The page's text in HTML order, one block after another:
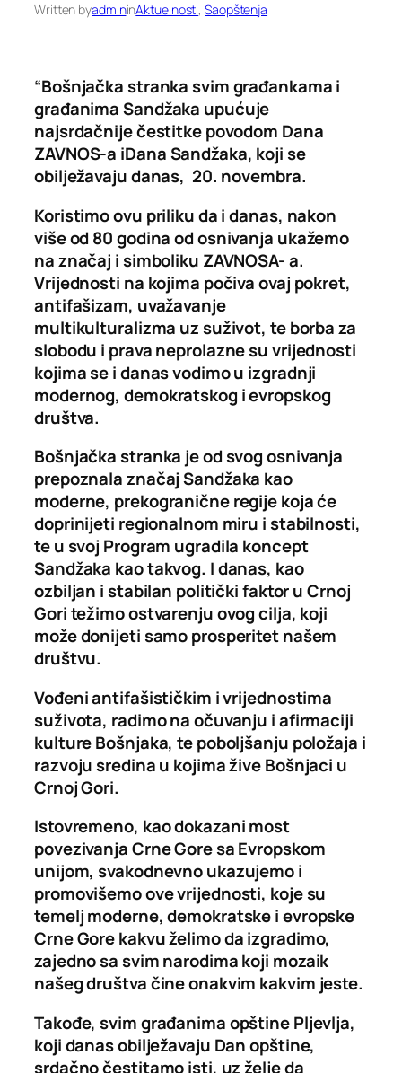
Written byadmininAktuelnosti, Saopštenja
“Bošnjačka stranka svim građankama i
građanima Sandžaka upućuje
najsrdačnije čestitke povodom Dana
ZAVNOS-a iDana Sandžaka, koji se
obilježavaju danas, 20. novembra.
Koristimo ovu priliku da i danas, nakon
više od 80 godina od osnivanja ukažemo
na značaj i simboliku ZAVNOSA- a.
Vrijednosti na kojima počiva ovaj pokret,
antifašizam, uvažavanje
multikulturalizma uz suživot, te borba za
slobodu i prava neprolazne su vrijednosti
kojima se i danas vodimo u izgradnji
modernog, demokratskog i evropskog
društva.
Bošnjačka stranka je od svog osnivanja
prepoznala značaj Sandžaka kao
moderne, prekogranične regije koja će
doprinijeti regionalnom miru i stabilnosti,
te u svoj Program ugradila koncept
Sandžaka kao takvog. I danas, kao
ozbiljan i stabilan politički faktor u Crnoj
Gori težimo ostvarenju ovog cilja, koji
može donijeti samo prosperitet našem
društvu.
Vođeni antifašističkim i vrijednostima
suživota, radimo na očuvanju i afirmaciji
kulture Bošnjaka, te poboljšanju položaja i
razvoju sredina u kojima žive Bošnjaci u
Crnoj Gori.
Istovremeno, kao dokazani most
povezivanja Crne Gore sa Evropskom
unijom, svakodnevno ukazujemo i
promovišemo ove vrijednosti, koje su
temelj moderne, demokratske i evropske
Crne Gore kakvu želimo da izgradimo,
zajedno sa svim narodima koji mozaik
našeg društva čine onakvim kakvim jeste.
Takođe, svim građanima opštine Pljevlja,
koji danas obilježavaju Dan opštine,
srdačno čestitamo isti, uz želje da